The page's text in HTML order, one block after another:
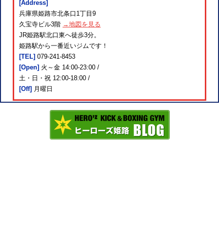
[Address]
兵庫県姫路市北条口1丁目9
久宝寺ビル3階 →地図を見る
JR姫路駅北口東へ徒歩3分。
姫路駅から一番近いジムです！
[TEL] 079-241-8453
[Open] 火～金 14:00-23:00 /
土・日・祝 12:00-18:00 /
[Off] 月曜日